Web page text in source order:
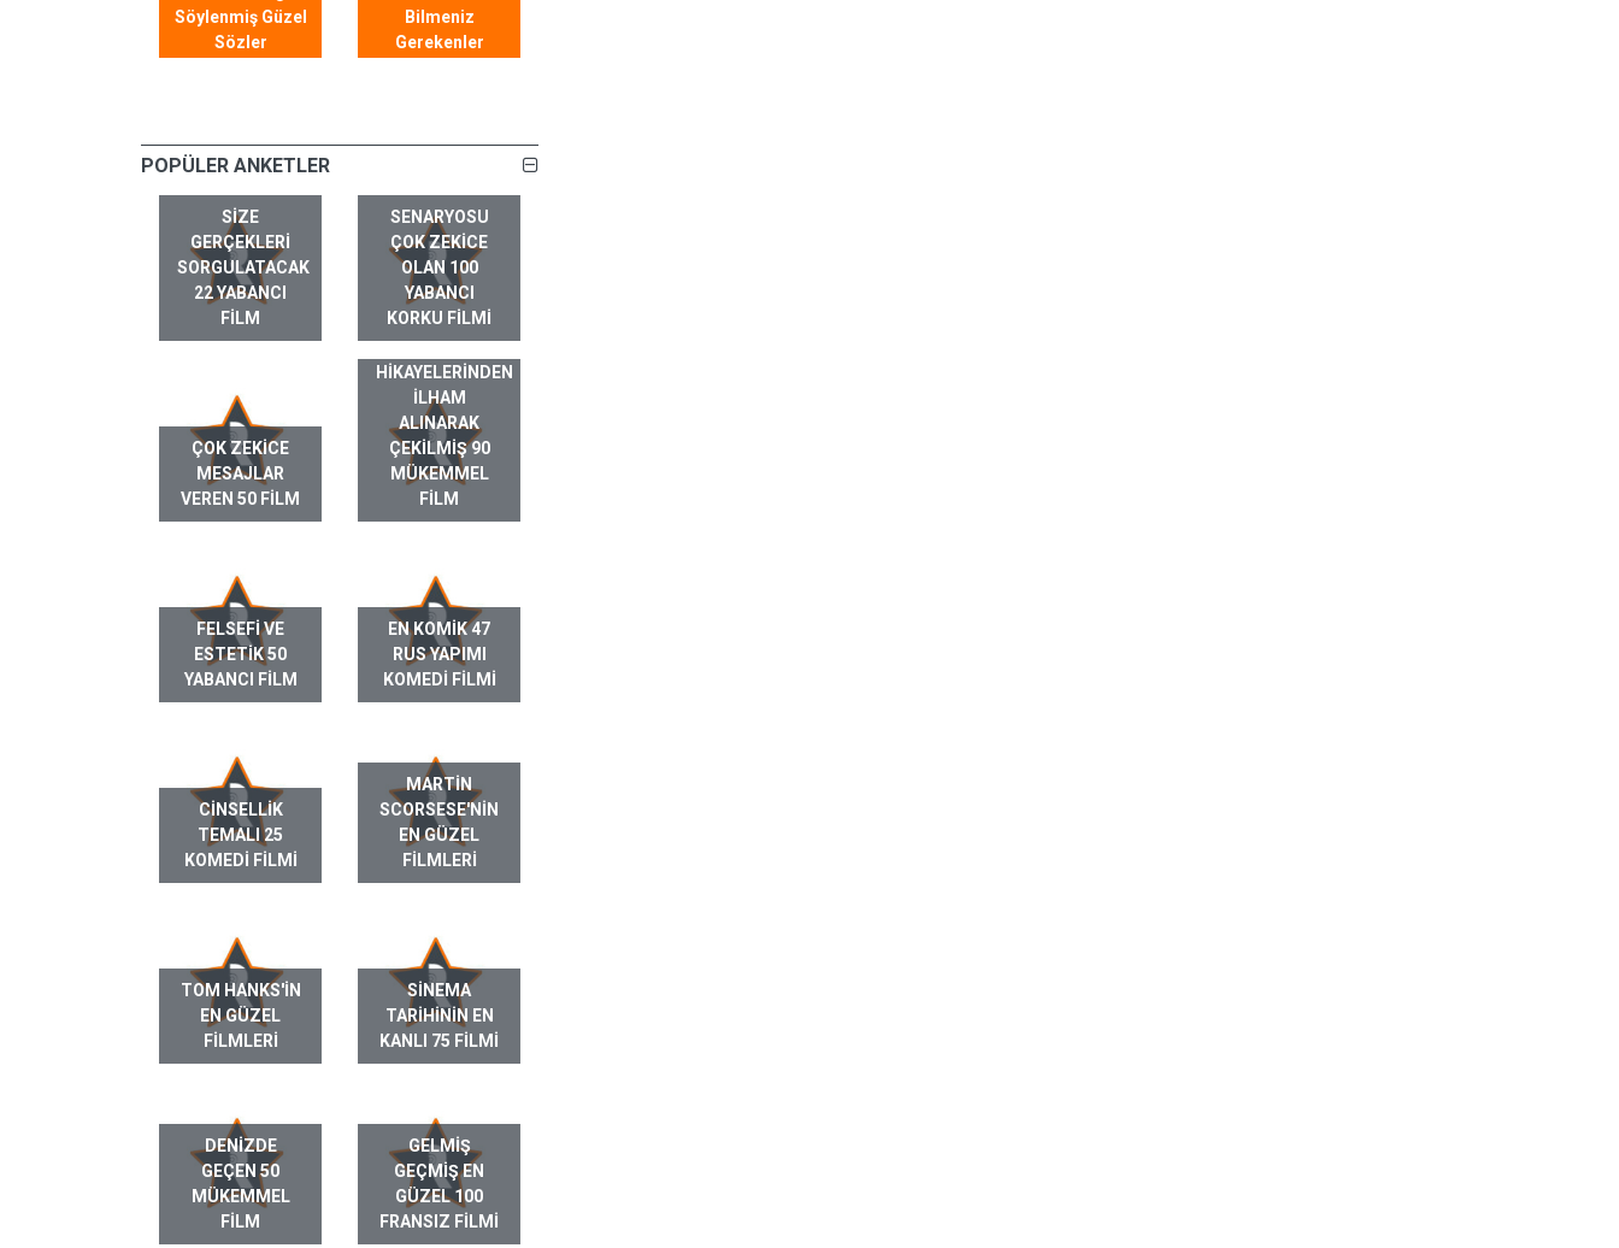
Söylenmiş Güzel
Sözler
Bilmeniz
Gerekenler
POPÜLER ANKETLER
SIZE
GERÇEKLERI
SORGULATACAK
22 YABANCI
FILM
SENARYOSU
ÇOK ZEKICE
OLAN 100
YABANCI
KORKU FILMI
ÇOK ZEKICE
MESAJLAR
VEREN 50 FILM
GERÇEK HAYAT
HIKAYELERINDEN
ILHAM
ALINARAK
ÇEKILMIŞ 90
MÜKEMMEL
FILM
FELSEFI VE
ESTETIK 50
YABANCI FILM
EN KOMIK 47
RUS YAPIMI
KOMEDI FILMI
CINSELLIK
TEMALI 25
KOMEDI FILMI
MARTIN
SCORSESE'NIN
EN GÜZEL
FILMLERI
TOM HANKS'IN
EN GÜZEL
FILMLERI
SINEMA
TARIHININ EN
KANLI 75 FILMI
DENIZDE
GEÇEN 50
MÜKEMMEL
FILM
GELMIŞ
GEÇMIŞ EN
GÜZEL 100
FRANSIZ FILMI